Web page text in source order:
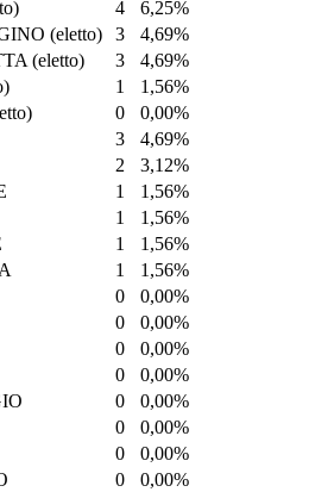
4
6,25%
(eletto) 3
4,69%
(eletto) 3
4,69%
1
1,56%
0
0,00%
3
4,69%
2
3,12%
1
1,56%
1
1,56%
1
1,56%
1
1,56%
0
0,00%
0
0,00%
0
0,00%
0
0,00%
0
0,00%
0
0,00%
0
0,00%
0
0,00%